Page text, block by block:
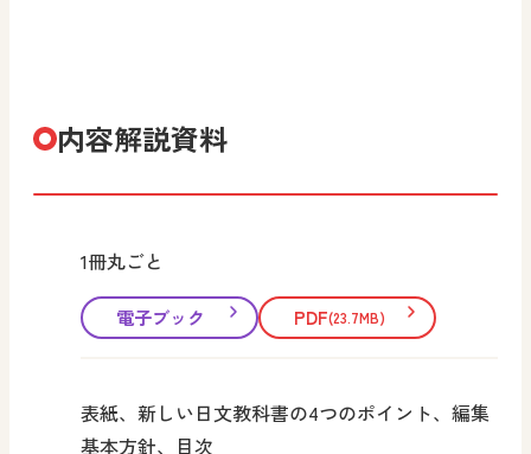
内容解説資料
1冊丸ごと
電子ブック PDF(23.7MB)
表紙、新しい日文教科書の4つのポイント、編集
基本方針、目次